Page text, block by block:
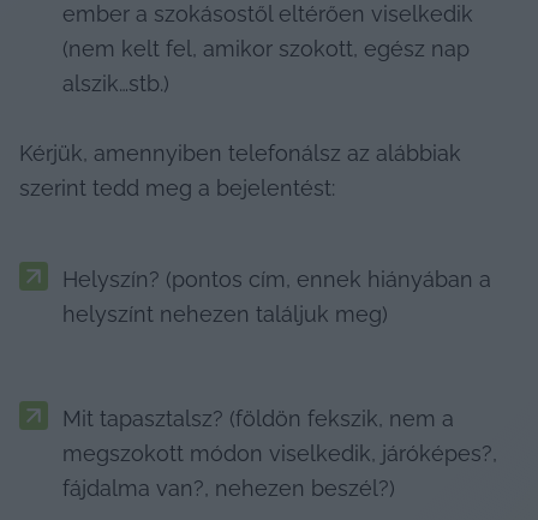
ember a szokásostől eltérően viselkedik
(nem kelt fel, amikor szokott, egész nap
alszik…stb.)
Kérjük, amennyiben telefonálsz az alábbiak
szerint tedd meg a bejelentést:
Helyszín? (pontos cím, ennek hiányában a
helyszínt nehezen találjuk meg)
Mit tapasztalsz? (földön fekszik, nem a
megszokott módon viselkedik, járóképes?,
fájdalma van?, nehezen beszél?)